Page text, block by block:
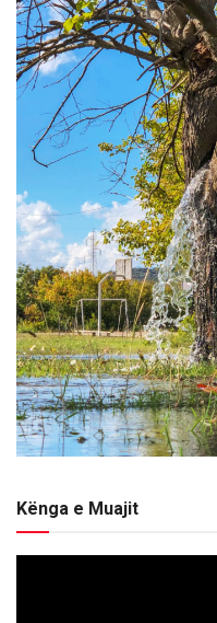
Kënga e Muajit